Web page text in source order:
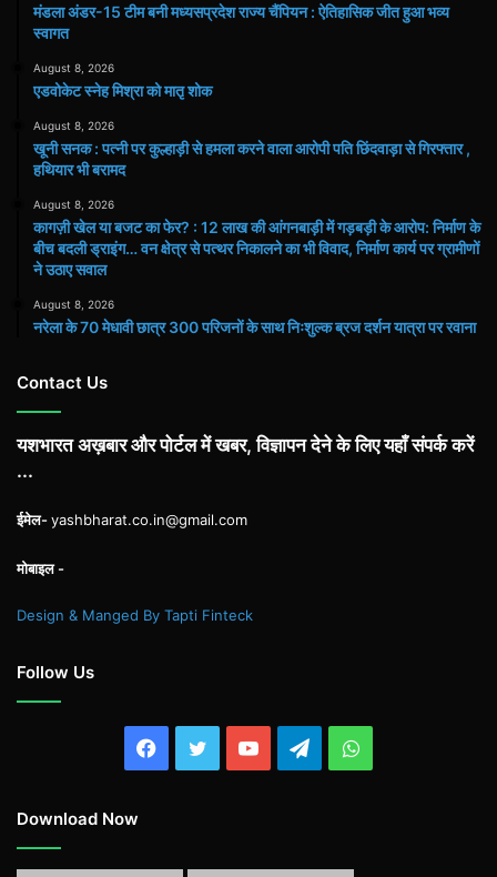
मंडला अंडर-15 टीम बनी मध्यसप्रदेश राज्य चैंपियन : ऐतिहासिक जीत हुआ भव्य
स्वागत
August 8, 2026
एडवोकेट स्नेह मिश्रा को मातृ शोक
August 8, 2026
खूनी सनक : पत्नी पर कुल्हाड़ी से हमला करने वाला आरोपी पति छिंदवाड़ा से गिरफ्तार ,
हथियार भी बरामद
August 8, 2026
कागज़ी खेल या बजट का फेर? : 12 लाख की आंगनबाड़ी में गड़बड़ी के आरोप: निर्माण के
बीच बदली ड्राइंग… वन क्षेत्र से पत्थर निकालने का भी विवाद, निर्माण कार्य पर ग्रामीणों
ने उठाए सवाल
August 8, 2026
नरेला के 70 मेधावी छात्र 300 परिजनों के साथ निःशुल्क ब्रज दर्शन यात्रा पर रवाना
Contact Us
यशभारत अख़बार और पोर्टल में खबर, विज्ञापन देने के लिए यहाँ संपर्क करें
...
ईमेल-yashbharat.co.in@gmail.com
मोबाइल -
Design & Manged By Tapti Finteck
Follow Us
Facebook
TwitterYouTubeTelegramWhatsApp
Download Now